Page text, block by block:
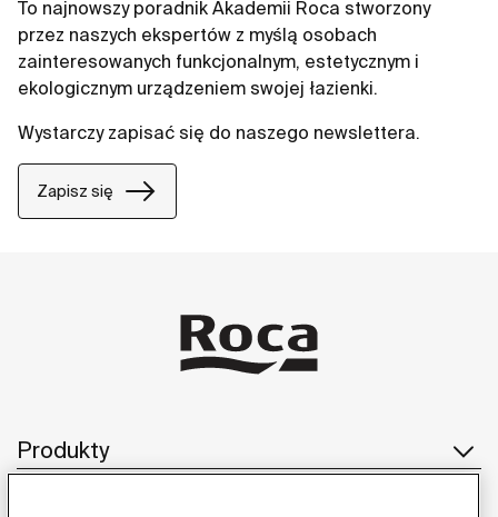
To najnowszy poradnik Akademii Roca stworzony
przez naszych ekspertów z myślą osobach
zainteresowanych funkcjonalnym, estetycznym i
ekologicznym urządzeniem swojej łazienki.
Wystarczy zapisać się do naszego newslettera.
Zapisz się
Produkty